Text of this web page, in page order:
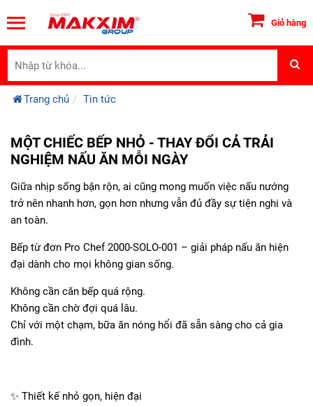
Giỏ hàng
Trang chủ Tin tức
MỘT CHIẾC BẾP NHỎ - THAY ĐỔI CẢ TRẢI
NGHIỆM NẤU ĂN MỖI NGÀY
Giữa nhịp sống bận rộn, ai cũng mong muốn việc nấu nướng
trở nên nhanh hơn, gọn hơn nhưng vẫn đủ đầy sự tiện nghi và
an toàn.
Bếp từ đơn Pro Chef 2000-SOLO-001 – giải pháp nấu ăn hiện
đại dành cho mọi không gian sống.
Không cần căn bếp quá rộng.
Không cần chờ đợi quá lâu.
Chỉ với một chạm, bữa ăn nóng hổi đã sẵn sàng cho cả gia
đình.
✨ Thiết kế nhỏ gọn, hiện đại